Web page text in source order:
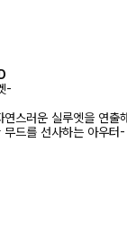
-
스러운 실루엣을 연출
무드를 선사하는 아우터-